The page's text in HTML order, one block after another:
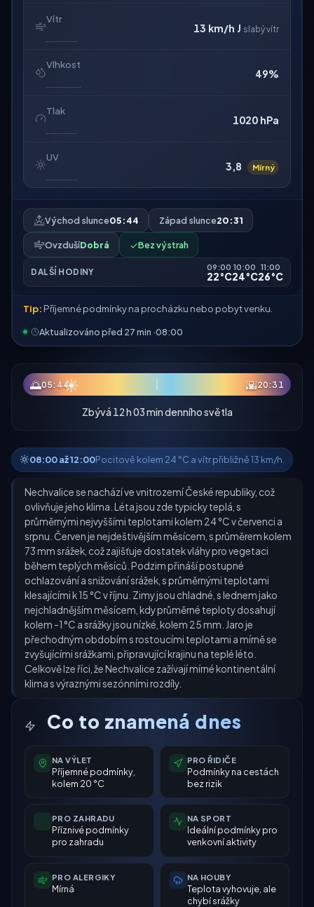
Vítr
13 km/h J slabý vítr
Vlhkost
49%
Tlak
1020 hPa
UV
3,8 Mírný
Východ slunce05:44 Západ slunce20:31
OvzdušíDobrá ✓Bez výstrah
DALŠÍ HODINY
09:00
22°C
10:00
24°C
11:00
26°C
Tip: Příjemné podmínky na procházku nebo pobyt venku.
Aktualizováno před 27 min ·08:00
🌅05:44☀ 🌇20:31
Zbývá 12 h 03 min denního světla
08:00 až 12:00Pocitově kolem 24 °C a vítr přibližně 13 km/h.
Nechvalice se nachází ve vnitrozemí České republiky, což
ovlivňuje jeho klima. Léta jsou zde typicky teplá, s
průměrnými nejvyššími teplotami kolem 24 °C v červenci a
srpnu. Červen je nejdeštivějším měsícem, s průměrem kolem
73 mm srážek, což zajišťuje dostatek vláhy pro vegetaci
během teplých měsíců. Podzim přináší postupné
ochlazování a snižování srážek, s průměrnými teplotami
klesajícími k 15 °C v říjnu. Zimy jsou chladné, s lednem jako
nejchladnějším měsícem, kdy průměrné teploty dosahují
kolem -1 °C a srážky jsou nízké, kolem 25 mm. Jaro je
přechodným obdobím s rostoucími teplotami a mírně se
zvyšujícími srážkami, připravující krajinu na teplé léto.
Celkově lze říci, že Nechvalice zažívají mírné kontinentální
klima s výraznými sezónními rozdíly.
Co to znamená dnes
NA VÝLET
Příjemné podmínky,
kolem 20 °C
PRO ŘIDIČE
Podmínky na cestách
bez rizik
PRO ZAHRADU
Příznivé podmínky
pro zahradu
NA SPORT
Ideální podmínky pro
venkovní aktivity
PRO ALERGIKY
Mírná
NA HOUBY
Teplota vyhovuje, ale
chybí srážky